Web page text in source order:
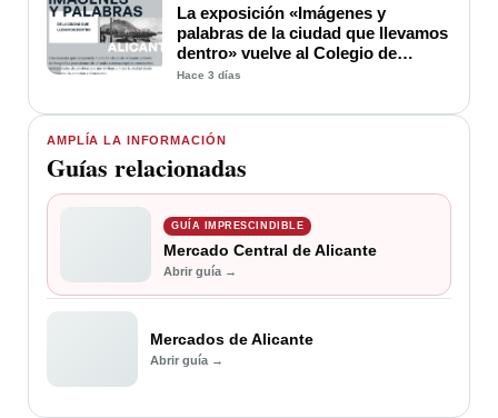
AMPLÍA LA INFORMACIÓN
Guías relacionadas
GUÍA IMPRESCINDIBLE
Mercado Central de Alicante
Abrir guía →
Mercados de Alicante
Abrir guía →
La exposición «Imágenes y
palabras de la ciudad que llevamos
dentro» vuelve al Colegio de
Médicos de Alicante
Hace 3 días